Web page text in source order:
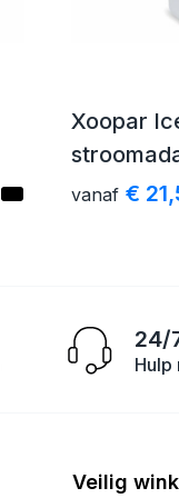
Xoopar
vanaf €
24/
Hulp
Veilig